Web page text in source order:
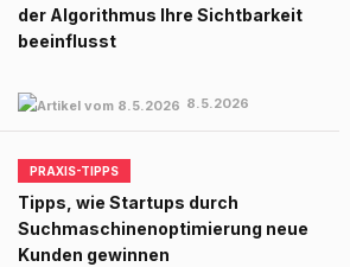
der Algorithmus Ihre Sichtbarkeit
beeinflusst
8.5.2026
PRAXIS-TIPPS
Tipps, wie Startups durch
Suchmaschinenoptimierung neue
Kunden gewinnen